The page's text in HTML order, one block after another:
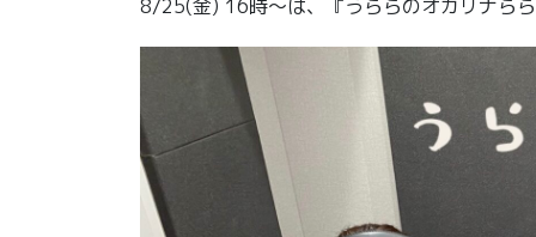
8/25(金) 16時〜は、『うららのオカリナら